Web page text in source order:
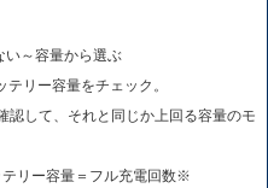
い～容量から選ぶ
リー容量をチェック。
認して、それと同じか上回る容量のモ
リー容量＝フル充電回数※